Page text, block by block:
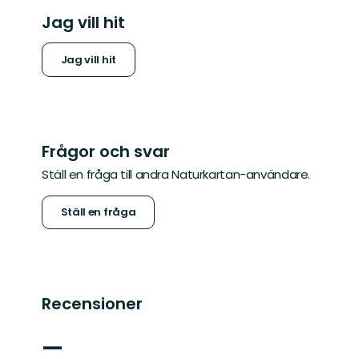
Jag vill hit
Jag vill hit
Frågor och svar
Ställ en fråga till andra Naturkartan-användare.
Ställ en fråga
Recensioner
—